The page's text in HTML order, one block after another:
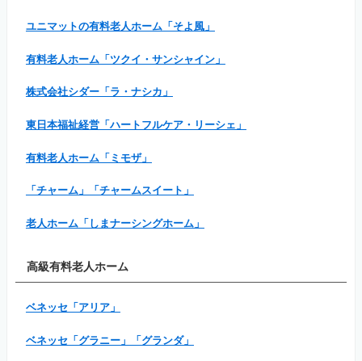
ユニマットの有料老人ホーム「そよ風」
有料老人ホーム「ツクイ・サンシャイン」
株式会社シダー「ラ・ナシカ」
東日本福祉経営「ハートフルケア・リーシェ」
有料老人ホーム「ミモザ」
「チャーム」「チャームスイート」
老人ホーム「しまナーシングホーム」
高級有料老人ホーム
ベネッセ「アリア」
ベネッセ「グラニー」「グランダ」